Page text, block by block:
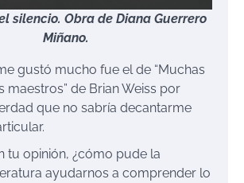
silencio. Obra de Diana Guerrero
Miñano.
gustó mucho fue el de “Muchas
maestros” de Brian Weiss por
que no sabría decantarme
tu opinión, ¿cómo pude la
ayudarnos a comprender lo